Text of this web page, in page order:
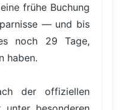
frühe Buchung
— und bis
noch 29 Tage,
haben.
der offiziellen